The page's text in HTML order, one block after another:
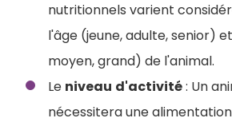
nutritionnels varient
l'âge (jeune, adulte, senior)
moyen, grand) de l'animal.
Le niveau d'activité: Un
nécessitera une